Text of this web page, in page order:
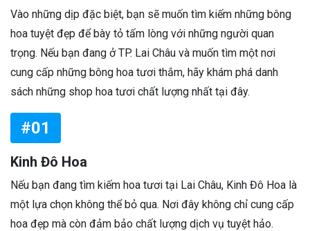
Vào những dịp đặc biệt, bạn sẽ muốn tìm kiếm những bông
hoa tuyệt đẹp để bày tỏ tấm lòng với những người quan
trọng. Nếu bạn đang ở TP. Lai Châu và muốn tìm một nơi
cung cấp những bông hoa tươi thắm, hãy khám phá danh
sách những shop hoa tươi chất lượng nhất tại đây.
#01
Kinh Đô Hoa
Nếu bạn đang tìm kiếm hoa tươi tại Lai Châu, Kinh Đô Hoa là
một lựa chọn không thể bỏ qua. Nơi đây không chỉ cung cấp
hoa đẹp mà còn đảm bảo chất lượng dịch vụ tuyệt hảo.